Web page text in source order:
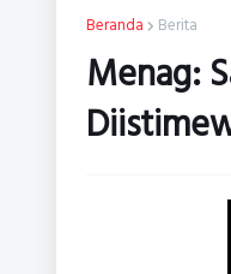
Beranda Berita
Menag: